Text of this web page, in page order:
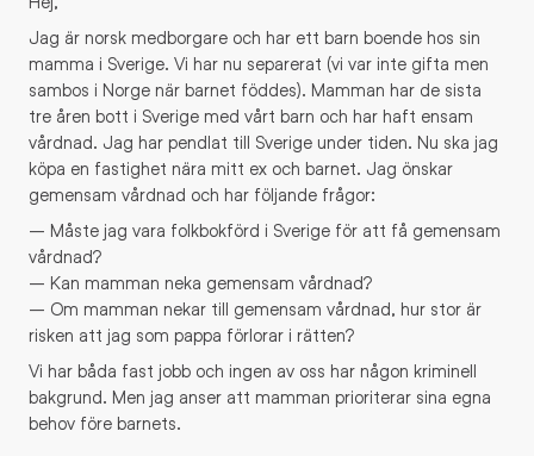
Jag är norsk medborgare och har ett barn boende hos sin
mamma i Sverige. Vi har nu separerat (vi var inte gifta men
sambos i Norge när barnet föddes). Mamman har de sista
tre åren bott i Sverige med vårt barn och har haft ensam
vårdnad. Jag har pendlat till Sverige under tiden. Nu ska jag
köpa en fastighet nära mitt ex och barnet. Jag önskar
gemensam vårdnad och har följande frågor:
– Måste jag vara folkbokförd i Sverige för att få gemensam
vårdnad?
– Kan mamman neka gemensam vårdnad?
– Om mamman nekar till gemensam vårdnad, hur stor är
risken att jag som pappa förlorar i rätten?
Vi har båda fast jobb och ingen av oss har någon kriminell
bakgrund. Men jag anser att mamman prioriterar sina egna
behov före barnets.